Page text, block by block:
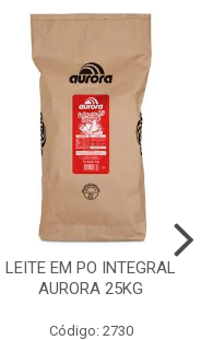
LEITE EM PO INTEGRAL
AURORA 25KG
Código: 2730